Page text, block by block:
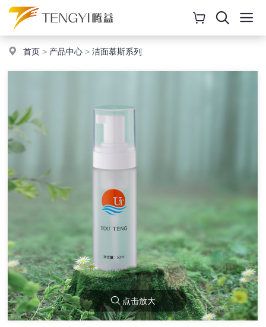
首页 > 产品中心 >洁面慕斯系列
点击放大